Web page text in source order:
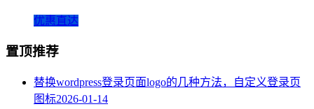
优惠直达
置顶推荐
替换wordpress登录页面logo的几种方法，自定义登录页
图标2026-01-14